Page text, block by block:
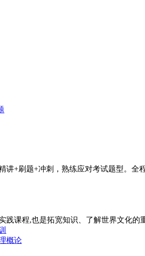
讲+刷题+冲刺，熟练应对考试题型。全
践课程,也是拓宽知识、了解世界文化